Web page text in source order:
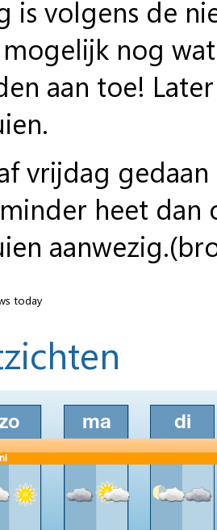
is volgens de
nog
aan toe!
vrijdag
heet dan
today